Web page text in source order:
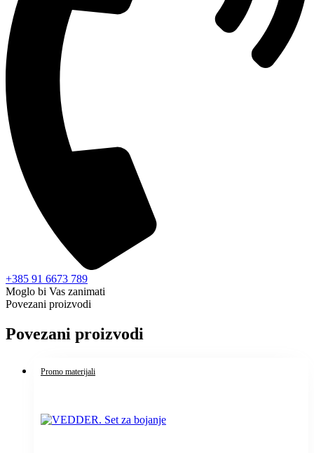
+385 91 6673 789
Moglo bi Vas zanimati
Povezani proizvodi
Povezani proizvodi
Promo materijali